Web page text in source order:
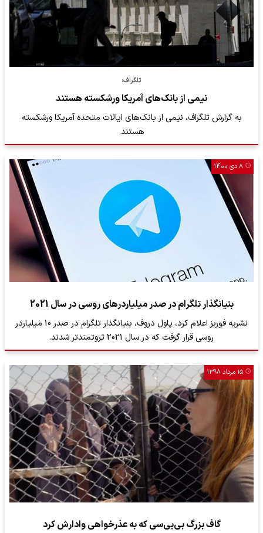
تلگراف:
نیمی از بانک‌های آمریکا ورشکسته هستند
به گزارش تلگراف، نیمی از بانک‌های ایالات متحده آمریکا ورشکسته
هستند.
۸ دی ۱۴۰۰
بنیانگذار تلگرام در صدر میلیاردرهای روسی در سال 2021
نشریه فوربز اعلام کرد، پاول دروف، بنیانگذار تلگرام در صدر 10 میلیاردر
روسی قرار گرفت که در سال 2021 ثروتمندتر شدند.
۱۵ مرداد ۱۳۹۸
گاف بزرگ بی‌بی‌سی که به عذرخواهی وادارش کرد